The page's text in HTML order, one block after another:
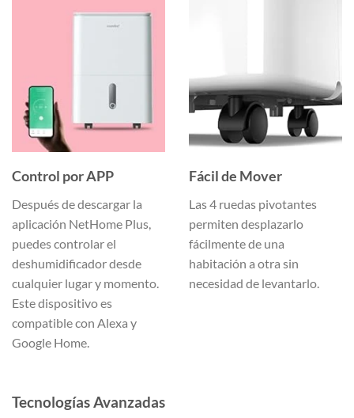
Control por APP
Después de descargar la
aplicación NetHome Plus,
puedes controlar el
deshumidificador desde
cualquier lugar y momento.
Este dispositivo es
compatible con Alexa y
Google Home.
Fácil de Mover
Las 4 ruedas pivotantes
permiten desplazarlo
fácilmente de una
habitación a otra sin
necesidad de levantarlo.
Tecnologías Avanzadas